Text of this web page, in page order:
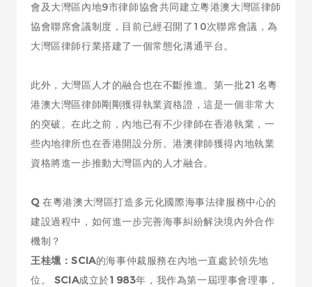
會及大灣區內地9市律師協會共同建立粵港澳大灣區律師
協會聯席會議制度，目前已經召開了10次聯席會議，為
大灣區律師行業搭建了一個常態化溝通平台。
此外，大灣區人才的融合也在不斷推進。第一批21名粵
港澳大灣區律師剛剛獲得執業資格證，這是一個非常大
的突破。在此之前，內地已有不少律師在香港執業，一
些內地律所也在香港開設分所。港澳律師獲得內地執業
資格將進一步推動大灣區內的人才融合。
Q在粵港澳大灣區打造多元化國際海事法律服務中心的
建設過程中，如何進一步完善海事糾紛解決境內外合作
機制？
王桂壎：SCIA的海事仲裁服務在內地一直處於領先地
位。 SCIA成立於1983年，我作為第一屆理事會理事，